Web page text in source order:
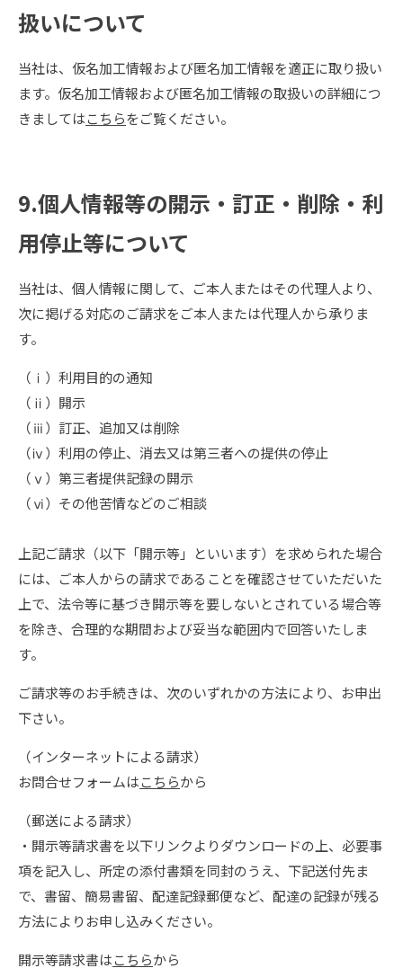
扱いについて
当社は、仮名加工情報および匿名加工情報を適正に取り扱い
ます。仮名加工情報および匿名加工情報の取扱いの詳細につ
きましてはこちらをご覧ください。
9.個人情報等の開示・訂正・削除・利
用停止等について
当社は、個人情報に関して、ご本人またはその代理人より、
次に掲げる対応のご請求をご本人または代理人から承りま
す。
（ⅰ）利用目的の通知
（ⅱ）開示
（ⅲ）訂正、追加又は削除
（ⅳ）利用の停止、消去又は第三者への提供の停止
（ⅴ）第三者提供記録の開示
（ⅵ）その他苦情などのご相談
上記ご請求（以下「開示等」といいます）を求められた場合
には、ご本人からの請求であることを確認させていただいた
上で、法令等に基づき開示等を要しないとされている場合等
を除き、合理的な期間および妥当な範囲内で回答いたしま
す。
ご請求等のお手続きは、次のいずれかの方法により、お申出
下さい。
（インターネットによる請求）
お問合せフォームはこちらから
（郵送による請求）
・開示等請求書を以下リンクよりダウンロードの上、必要事
項を記入し、所定の添付書類を同封のうえ、下記送付先ま
で、書留、簡易書留、配達記録郵便など、配達の記録が残る
方法によりお申し込みください。
開示等請求書はこちらから